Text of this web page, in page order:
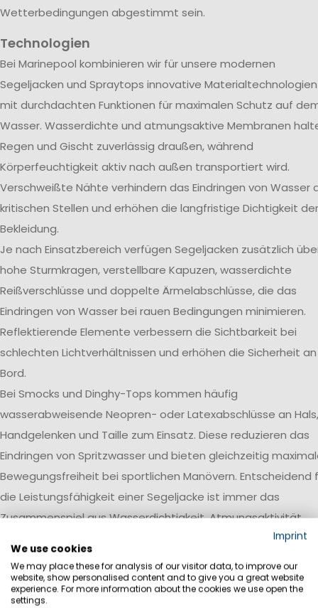
Wetterbedingungen abgestimmt sein.
Technologien
Bei Marinepool kombinieren wir für unsere modernen
Segeljacken und Spraytops innovative Materialtechnologien
mit durchdachten Funktionen für maximalen Schutz auf
Wasser. Wasserdichte und atmungsaktive Membranen
Regen und Gischt zuverlässig draußen, während
Körperfeuchtigkeit aktiv nach außen transportiert wird.
Verschweißte Nähte verhindern das Eindringen von Wasser
kritischen Stellen und erhöhen die langfristige Dichtigkeit der
Bekleidung.
Je nach Einsatzbereich verfügen Segeljacken zusätzlich
hohe Sturmkragen, verstellbare Kapuzen, wasserdichte
Reißverschlüsse und doppelte Ärmelabschlüsse, die das
Eindringen von Wasser bei rauen Bedingungen minimieren.
Reflektierende Elemente verbessern die Sichtbarkeit bei
schlechten Lichtverhältnissen und erhöhen die Sicherheit an
Bord.
Bei Smocks und Dinghy-Tops kommen häufig
wasserabweisende Neopren- oder Latexabschlüsse an Hals,
Handgelenken und Taille zum Einsatz. Diese reduzieren das
Eindringen von Spritzwasser und bieten gleichzeitig
Bewegungsfreiheit bei sportlichen Manövern. Entscheidend
die Leistungsfähigkeit einer Segeljacke ist immer das
Zusammenspiel aus Wasserdichtigkeit, Atmungsaktivität,
Robustheit und einer auf den jeweiligen Einsatzbereich
abgestimmten Ausstattung.
Wasserdichtigkeit
Imprint
We use cookies
We may place these for analysis of our visitor data, to improve our
website, show personalised content and to give you a great website
experience. For more information about the cookies we use open the
settings.